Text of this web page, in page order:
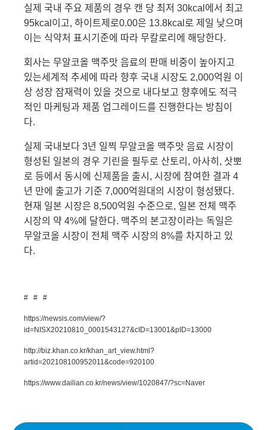
실제 국내 주요 제품의 경우 캔 당 최저 30kcal에서 최고
95kcal이고, 하이트제로0.00은 13.8kcal로 제일 낮으며
이는 식약처 표시기준에 따라 무칼로리에 해당한다.
회사는 무알코올 맥주맛 음료의 판매 비중이 높아지고
있는세계적 추세에 따라 향후 국내 시장도 2,000억원 이
상 성장 잠재력이 있을 것으로 내다보고 향후에도 적극
적인 마케팅과 제품 업그레이드를 진행한다는 방침이
다.
실제 국내보다 3년 일찍 무알코올 맥주맛 음료 시장이
형성된 일본의 경우 기린을 필두로 산토리 , 아사히 , 삿뽀
로 등에서 동시에 신제품을 출시 , 시장에 참여한 결과 4
년 만에 출고가 기준 7,000억원대의 시장이 형성됐다.
현재 일본 시장은 8,500억원 수준으로, 일본 전체 맥주
시장의 약 4%에 달한다. 맥주의 본고장이라는 독일은
무알코올 시장이 전체 맥주 시장의 8%를 차지하고 있
다.
# # #
https://newsis.com/view/?
id=NISX20210810_0001543127&cID=13001&pID=13000
http://biz.khan.co.kr/khan_art_view.html?
artid=202108100952011&code=920100
https://www.dailian.co.kr/news/view/1020847/?sc=Naver